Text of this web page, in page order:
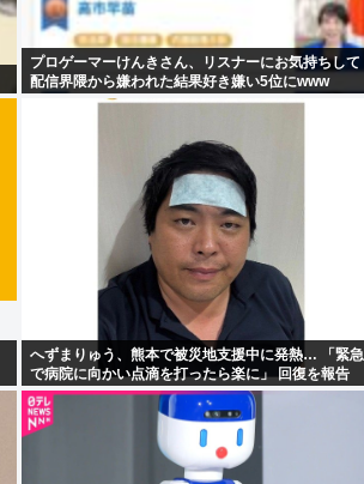
プロゲーマーけんきさん、リスナーにお気持ちして
配信界隈から嫌われた結果好き嫌い5位にwww
へずまりゅう、熊本で被災地支援中に発熱… 「緊急
で病院に向かい点滴を打ったら楽に」 回復を報告